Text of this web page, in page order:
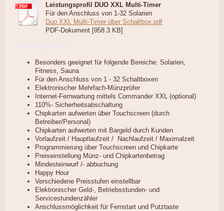
Leistungsprofil DUO XXL Multi-Timer
Für den Anschluss von 1-32 Solarien
Duo XXL Multi-Timer über Schaltbox.pdf
PDF-Dokument [958.3 KB]
Besonders geeignet für folgende Bereiche: Solarien,
Fitness, Sauna
Für den Anschluss von 1 - 32 Schaltboxen
Elektronischer Mehrfach-Münzprüfer
Internet-Fernwartung mittels Commander XXL (optional)
110%- Sicherheitsabschaltung
Chipkarten aufwerten über Touchscreen (durch
Betreiber/Personal)
Chipkarten aufwerten mit Bargeld durch Kunden
Vorlaufzeit / Hauptlaufzeit / Nachlaufzeit / Maximalzeit
Programmierung über Touchscreen und Chipkarte
Preiseinstellung Münz- und Chipkartenbetrag
Mindesteinwurf /- abbuchung
Happy Hour
Verschiedene Preisstufen einstellbar
Elektronischer Geld-, Betriebsstunden- und
Servicestundenzähler
Anschlussmöglichkeit für Fernstart und Putztaste